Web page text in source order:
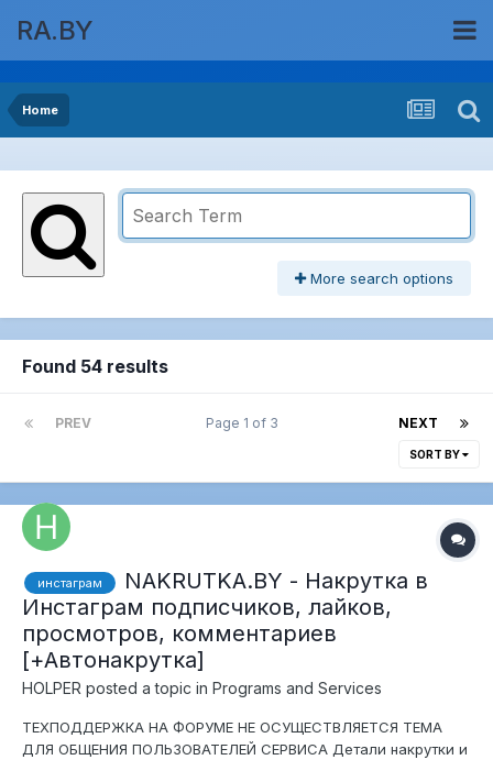
RA.BY
Home
More search options
Found 54 results
PREV NEXT
Page 1 of 3
SORT BY
инстаграм
NAKRUTKA.BY - Накрутка в
Инстаграм подписчиков, лайков,
просмотров, комментариев
[+Автонакрутка]
HOLPER posted a topic in Programs and Services
ТЕХПОДДЕРЖКА НА ФОРУМЕ НЕ ОСУЩЕСТВЛЯЕТСЯ ТЕМА
ДЛЯ ОБЩЕНИЯ ПОЛЬЗОВАТЕЛЕЙ СЕРВИСА Детали накрутки и